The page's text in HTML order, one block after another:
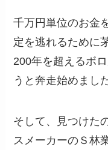
千万円単位のお金
定を逃れるために
200年を超えるボ
うと奔走始めまし
そして、見つけた
スメーカーのＳ林